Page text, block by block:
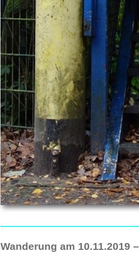
Wanderung am 10.11.2019